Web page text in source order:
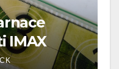
IMAX